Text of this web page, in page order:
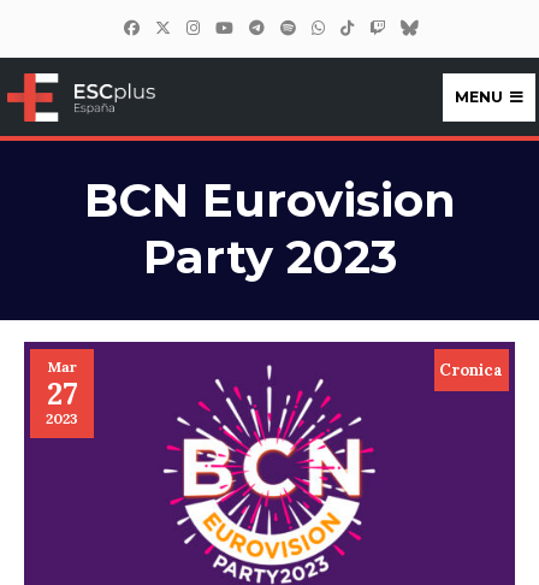
ESCplus España
MENU
BCN Eurovision
Party 2023
Mar
27
2023
Cronica